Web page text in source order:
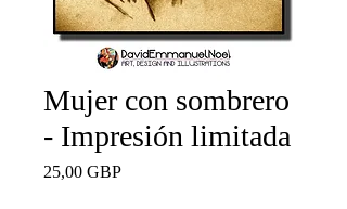
Mujer con sombrero
- Impresión limitada
25,00 GBPPrecio